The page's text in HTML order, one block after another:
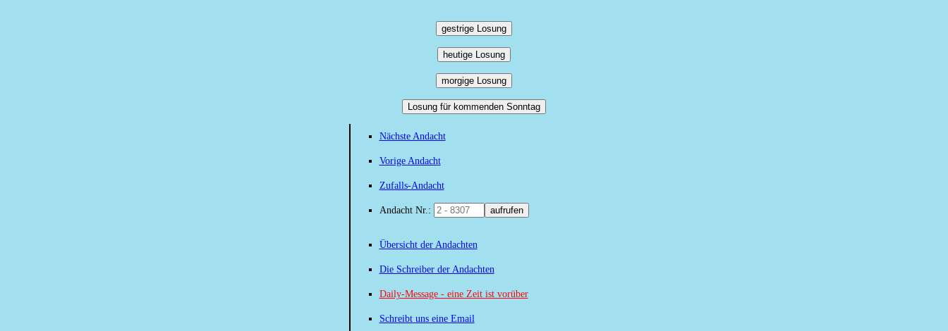
gestrige Losung
heutige Losung
morgige Losung
Losung für kommenden Sonntag
Nächste Andacht
Vorige Andacht
Zufalls-Andacht
Andacht Nr.: aufrufen
Übersicht der Andachten
Die Schreiber der Andachten
Daily-Message - eine Zeit ist vorüber
Schreibt uns eine Email